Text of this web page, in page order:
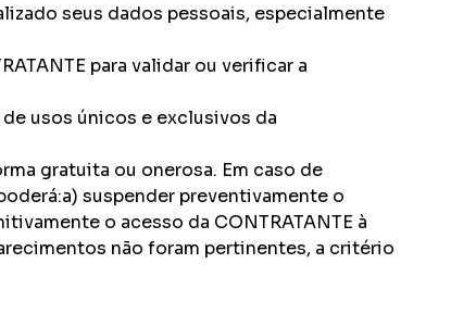
seus dados pessoais, especialmente
para validar ou verificar a
de usos únicos e exclusivos da
gratuita ou onerosa. Em caso de
suspender preventivamente o
o acesso da CONTRATANTE à
não foram pertinentes, a critério